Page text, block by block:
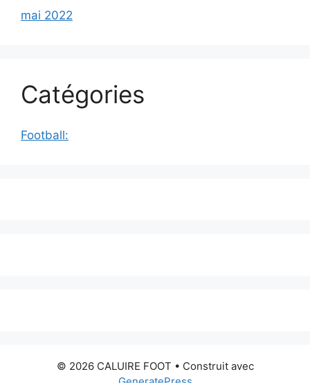
mai 2022
Catégories
Football:
© 2026 CALUIRE FOOT • Construit avec